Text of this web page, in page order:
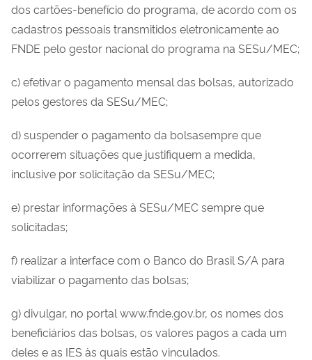
dos cartões-benefício do programa, de acordo com os
cadastros pessoais transmitidos eletronicamente ao
FNDE pelo gestor nacional do programa na SESu/MEC;
c) efetivar o pagamento mensal das bolsas, autorizado
pelos gestores da SESu/MEC;
d) suspender o pagamento da bolsasempre que
ocorrerem situações que justifiquem a medida,
inclusive por solicitação da SESu/MEC;
e) prestar informações à SESu/MEC sempre que
solicitadas;
f) realizar a interface com o Banco do Brasil S/A para
viabilizar o pagamento das bolsas;
g) divulgar, no portal www.fnde.gov.br, os nomes dos
beneficiários das bolsas, os valores pagos a cada um
deles e as IES às quais estão vinculados.